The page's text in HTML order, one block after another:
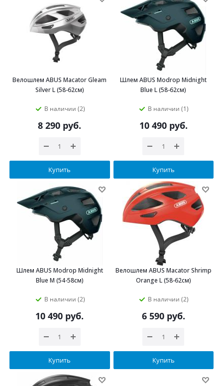
Велошлем ABUS Macator Gleam
Silver L (58-62см)
В наличии (2)
8 290 руб.
Купить
Шлем ABUS Modrop Midnight
Blue L (58-62см)
В наличии (1)
10 490руб.
Купить
Шлем ABUS Modrop Midnight
Blue M (54-58см)
В наличии (2)
10 490 руб.
Купить
Велошлем ABUS Macator Shrimp
Orange L (58-62см)
В наличии (2)
6 590руб.
Купить